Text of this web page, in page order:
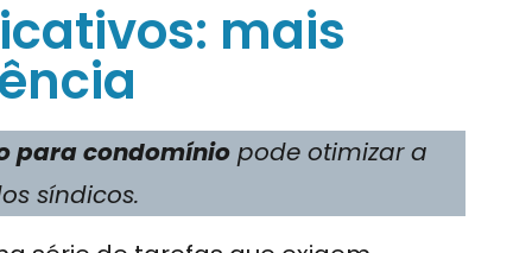
mais
para condomínio pode otimizar a
síndicos.